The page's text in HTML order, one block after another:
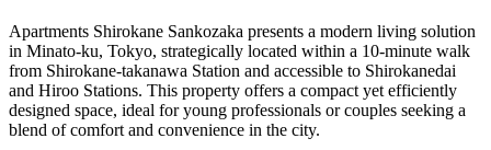
Apartments Shirokane Sankozaka presents a modern living solution
in Minato-ku, Tokyo, strategically located within a 10-minute walk
from Shirokane-takanawa Station and accessible to Shirokanedai
and Hiroo Stations. This property offers a compact yet efficiently
designed space, ideal for young professionals or couples seeking a
blend of comfort and convenience in the city.